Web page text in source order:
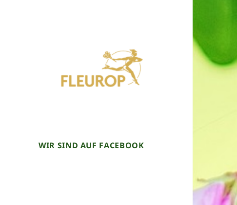
WIR SIND AUF FACEBOOK